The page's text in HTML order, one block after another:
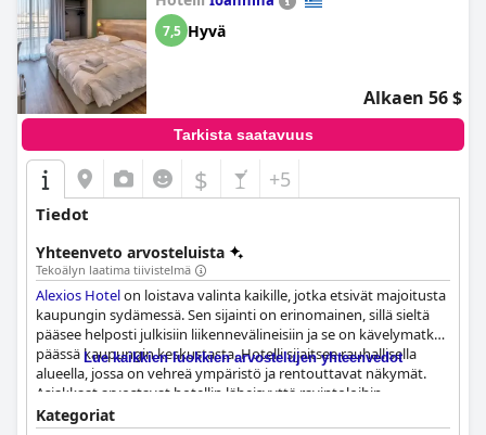
7,5 Hyvä
Alkaen 56 $
Tarkista saatavuus
$ +5
Tiedot
Yhteenveto arvosteluista
Tekoälyn laatima tiivistelmä
Alexios Hotelon loistava valinta kaikille, jotka etsivät majoitusta
kaupungin sydämessä. Sen sijainti on erinomainen, sillä sieltä
pääsee helposti julkisiin liikennevälineisiin ja se on kävelymatkan
päässä kaupungin keskustasta. Hotelli sijaitsee rauhallisella
alueella, jossa on vehreä ympäristö ja rentouttavat näkymät.
Asiakkaat arvostavat hotellin läheisyyttä ravintoloihin,
satamaan ja linnaan. Lisäksi hotelli on hyvään sijaintiinsa
Lue kaikkien luokkien arvostelujen yhteenvedot
Kategoriat